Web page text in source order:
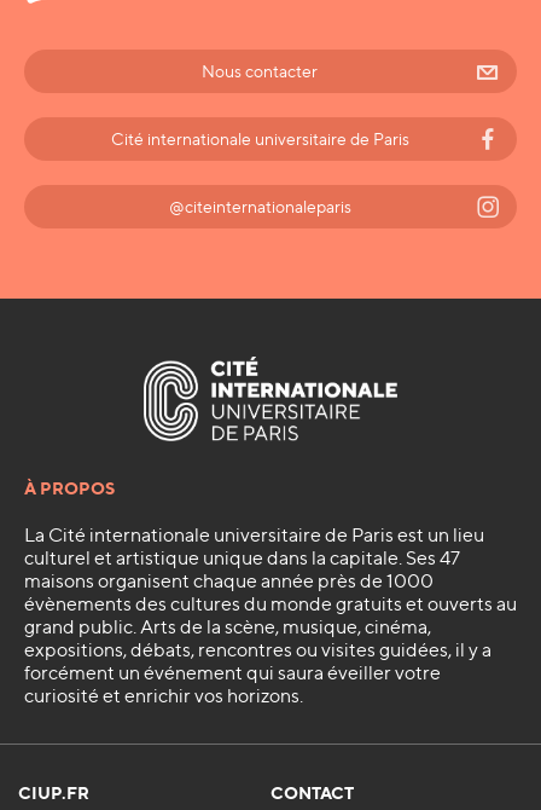
Nous contacter
Cité internationale universitaire de Paris
@citeinternationaleparis
À PROPOS
La Cité internationale universitaire de Paris est un lieu
culturel et artistique unique dans la capitale. Ses 47
maisons organisent chaque année près de 1000
évènements des cultures du monde gratuits et ouverts au
grand public. Arts de la scène, musique, cinéma,
expositions, débats, rencontres ou visites guidées, il y a
forcément un événement qui saura éveiller votre
curiosité et enrichir vos horizons.
CIUP.FR CONTACT